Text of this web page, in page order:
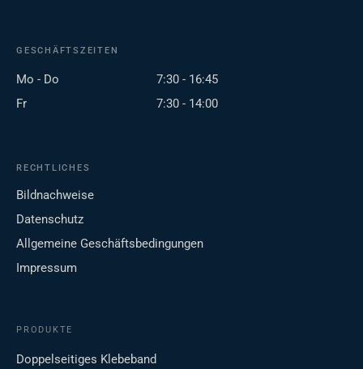
GESCHÄFTSZEITEN
Mo - Do
7:30 - 16:45
Fr
7:30 - 14:00
RECHTLICHES
Bildnachweise
Datenschutz
Allgemeine Geschäftsbedingungen
Impressum
PRODUKTE
Doppelseitiges Klebeband